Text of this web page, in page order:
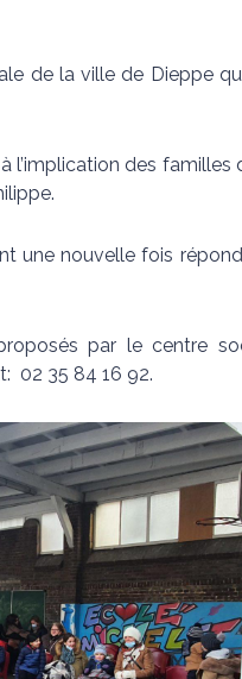
de la ville de Dieppe
l’implication des
une nouvelle fois
par le centre
02 35 84 16 92.